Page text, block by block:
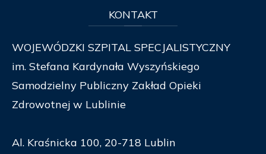
KONTAKT
WOJEWÓDZKI SZPITAL SPECJALISTYCZNY
im. Stefana Kardynała Wyszyńskiego
Samodzielny Publiczny Zakład Opieki
Zdrowotnej w Lublinie
Al. Kraśnicka 100, 20-718 Lublin